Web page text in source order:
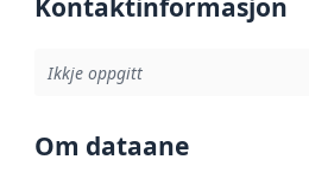
Kontaktinformasjon
Ikkje oppgitt
Om dataane